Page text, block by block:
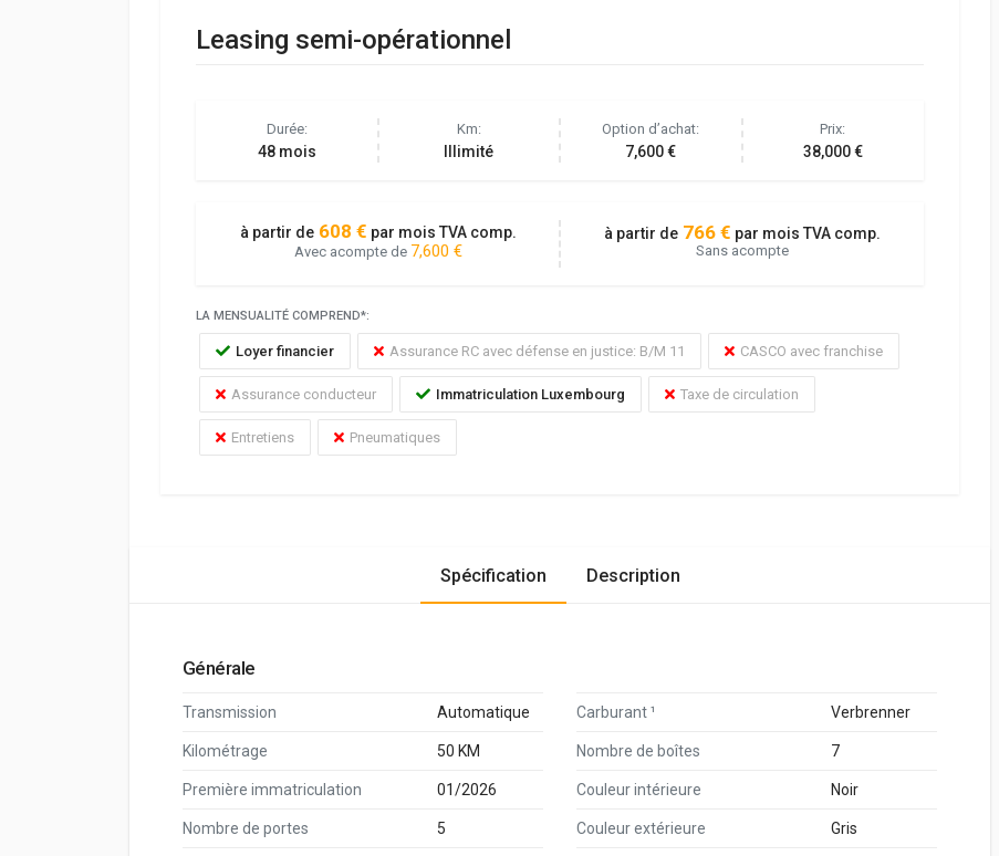
Leasing semi-opérationnel
Durée:
48 mois
Km:
Illimité
Option d’achat:
7,600 €
Prix:
38,000 €
à partir de608 € par mois TVA comp.
Avec acompte de 7,600 €
à partir de766 € par mois TVA comp.
Sans acompte
LA MENSUALITÉ COMPREND*:
Loyer financier Assurance RC avec défense en justice: B/M 11 CASCO avec franchise
Assurance conducteur Immatriculation Luxembourg Taxe de circulation
Entretiens Pneumatiques
Spécification Description
Générale
Transmission Automatique
Kilométrage 50 KM
Première immatriculation 01/2026
Nombre de portes 5
Carburant ¹ Verbrenner
Nombre de boîtes 7
Couleur intérieure Noir
Couleur extérieure Gris